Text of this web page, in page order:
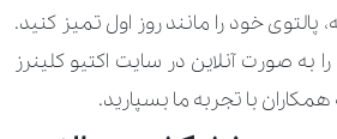
90.000 تومان
210.000 تومان
خود را مانند روز اول تمیز کنید.
صورت آنلاین در سایت اکتیو کلینرز
همکاران با تجربه ما بسپارید.